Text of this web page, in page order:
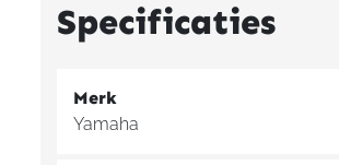
Specificaties
Merk
Yamaha